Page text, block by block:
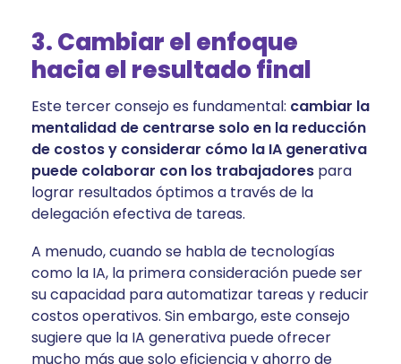
3. Cambiar el enfoque
hacia el resultado final
Este tercer consejo es fundamental: cambiar la
mentalidad de centrarse solo en la reducción
de costos y considerar cómo la IA generativa
puede colaborar con los trabajadores para
lograr resultados óptimos a través de la
delegación efectiva de tareas.
A menudo, cuando se habla de tecnologías
como la IA, la primera consideración puede ser
su capacidad para automatizar tareas y reducir
costos operativos. Sin embargo, este consejo
sugiere que la IA generativa puede ofrecer
mucho más que solo eficiencia y ahorro de